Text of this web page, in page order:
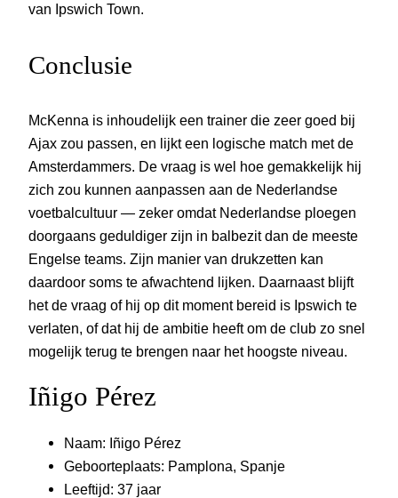
van Ipswich Town.
Conclusie
McKenna is inhoudelijk een trainer die zeer goed bij
Ajax zou passen, en lijkt een logische match met de
Amsterdammers. De vraag is wel hoe gemakkelijk hij
zich zou kunnen aanpassen aan de Nederlandse
voetbalcultuur — zeker omdat Nederlandse ploegen
doorgaans geduldiger zijn in balbezit dan de meeste
Engelse teams. Zijn manier van drukzetten kan
daardoor soms te afwachtend lijken. Daarnaast blijft
het de vraag of hij op dit moment bereid is Ipswich te
verlaten, of dat hij de ambitie heeft om de club zo snel
mogelijk terug te brengen naar het hoogste niveau.
Iñigo Pérez
Naam: Iñigo Pérez
Geboorteplaats: Pamplona, Spanje
Leeftijd: 37 jaar